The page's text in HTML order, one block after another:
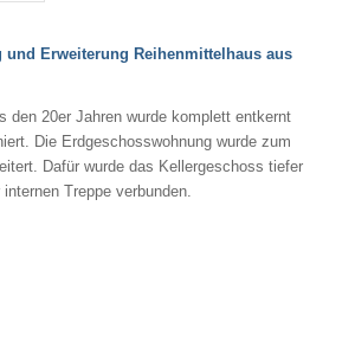
und Erweiterung Reihenmittelhaus aus
den 20er Jahren wurde komplett entkernt
Die Erdgeschosswohnung wurde zum
Dafür wurde das Kellergeschoss tiefer
Treppe verbunden.